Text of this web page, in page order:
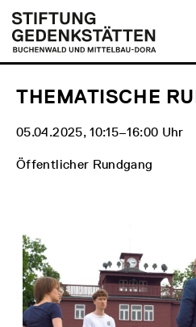
zum
Inhalt
Stiftung
Gedenkstätten
Buchenwald
und
Mittelbau-
THEMATISCHE
05.04.2025, 10:15‒16:00 Uhr
Öffentlicher Rundgang